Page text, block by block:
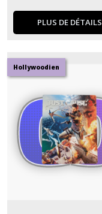
PLUS DE DÉTAILS
Hollywoodien